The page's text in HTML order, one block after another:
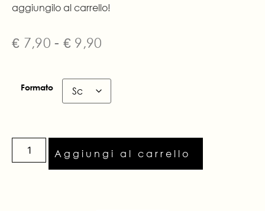
aggiungilo al carrello!
€ 7,90 - € 9,90
Formato
Aggiungi al carrello